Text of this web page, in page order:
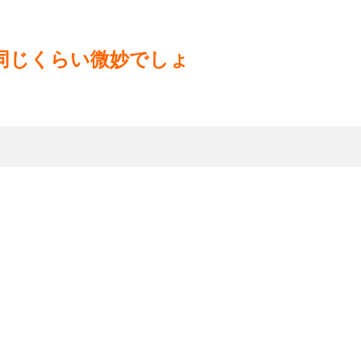
じくらい微妙でしょ